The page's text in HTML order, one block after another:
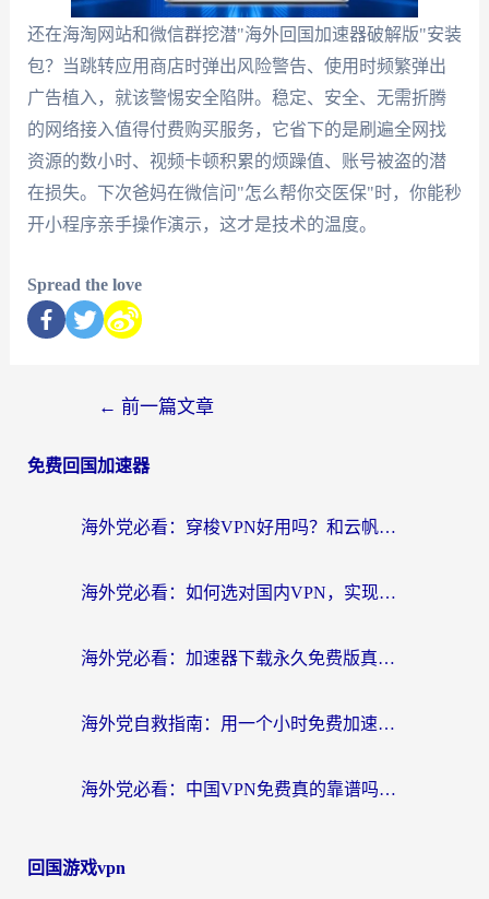
还在海淘网站和微信群挖潜"海外回国加速器破解版"安装
包？当跳转应用商店时弹出风险警告、使用时频繁弹出
广告植入，就该警惕安全陷阱。稳定、安全、无需折腾
的网络接入值得付费购买服务，它省下的是刷遍全网找
资源的数小时、视频卡顿积累的烦躁值、账号被盗的潜
在损失。下次爸妈在微信问"怎么帮你交医保"时，你能秒
开小程序亲手操作演示，这才是技术的温度。
Spread the love
← 前一篇文章
免费回国加速器
海外党必看：穿梭VPN好用吗？和云帆VPN对比哪个回国效果更好？附真实测评+避坑指南
海外党必看：如何选对国内VPN，实现无缝访问国内资源？
海外党必看：加速器下载永久免费版真的存在吗？教你无缝访问国内资源的正确姿势
海外党自救指南：用一个小时免费加速器，轻松打破国内资源访问壁垒？
海外党必看：中国VPN免费真的靠谱吗？手把手教你选对回国加速器
回国游戏vpn